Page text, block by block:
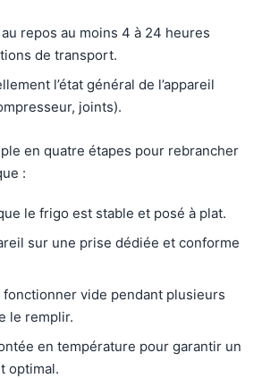
repos au moins 4 à 24 heures
de transport.
l’état général de l’appareil
joints).
en quatre étapes pour rebrancher
:
le frigo est stable et posé à plat.
sur une prise dédiée et conforme
fonctionner vide pendant plusieurs
le remplir.
en température pour garantir un
optimal.